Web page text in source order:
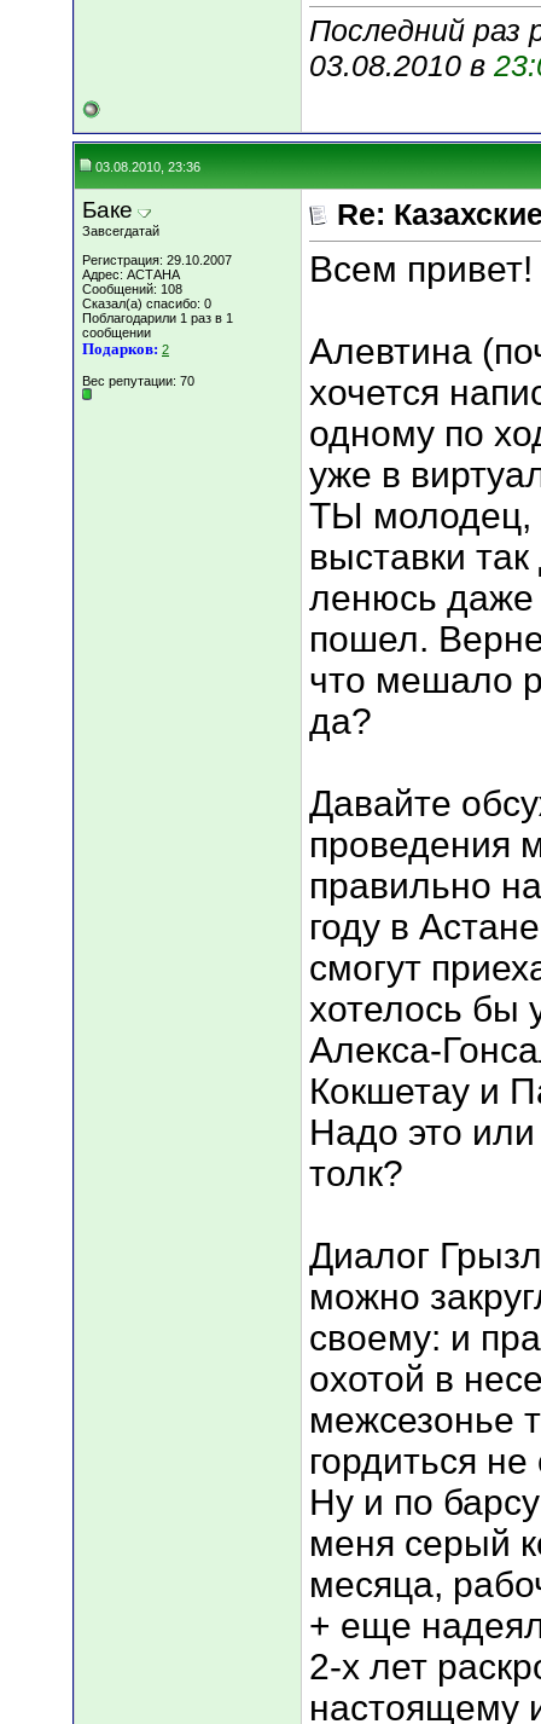
Последний раз
03.08.2010 в
03.08.2010, 23:36
Баке
Завсегдатай
Регистрация: 29.10.2007
Адрес: АСТАНА
Сообщений: 108
Сказал(а) спасибо: 0
Поблагодарили 1 раз в 1
сообщении
Подарков: 2
Вес репутации: 70
Re:
Всем привет!
Алевтина
хочется
одному по
уже в
ТЫ молодец,
выставки
ленюсь даже
пошел.
что мешало
да?
Давайте
проведения
правильно
году в
смогут
хотелось бы
Алекса-
Кокшетау и
Надо это или
толк?
Диалог
можно
своему: и
охотой в
межсезонье
гордиться не
Ну и по
меня серый
месяца,
+ еще
2-х лет
настоящему